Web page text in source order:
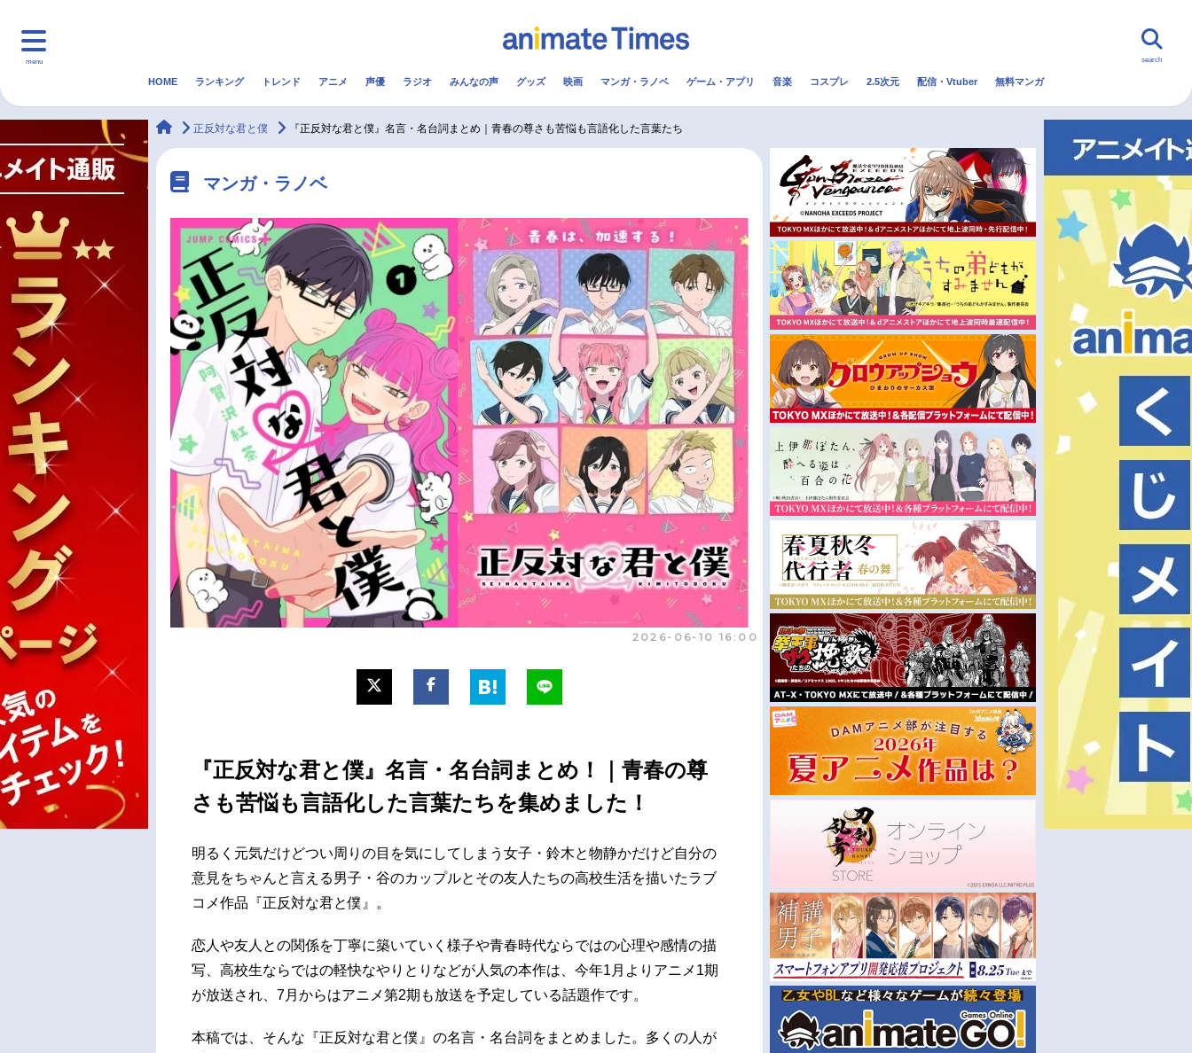
menu
マンガ・ラノベ ゲーム・アプリ 配信・Vtuber トレンド 無料マンガ
最新記事一覧
アニメ記事一覧
声優記事一覧
アニメ映画一覧
実写化映画一覧
男性声優/女性声優一覧
今期アニメ曜日別一覧
春アニメ
夏アニメ
秋アニメ
冬アニメ
FOLLOW US
search
HOME ランキング トレンド アニメ 声優 ラジオ みんなの声 グッズ 映画 マンガ・ラノベ ゲーム・アプリ 音楽 コスプレ 2.5次元 配信・Vtuber 無料マンガ
animateTimes
正反対な君と僕 『正反対な君と僕』名言・名台詞まとめ｜青春の尊さも苦悩も言語化した言葉たち
マンガ・ラノベ
2026-06-10 16:00
『正反対な君と僕』名言・名台詞まとめ！｜青春の尊
さも苦悩も言語化した言葉たちを集めました！
明るく元気だけどつい周りの目を気にしてしまう女子・鈴木と物静かだけど自分の
意見をちゃんと言える男子・谷のカップルとその友人たちの高校生活を描いたラブ
コメ作品『正反対な君と僕』。
恋人や友人との関係を丁寧に築いていく様子や青春時代ならではの心理や感情の描
写、高校生ならではの軽快なやりとりなどが人気の本作は、今年1月よりアニメ1期
が放送され、7月からはアニメ第2期も放送を予定している話題作です。
本稿では、そんな『正反対な君と僕』の名言・名台詞をまとめました。多くの人が